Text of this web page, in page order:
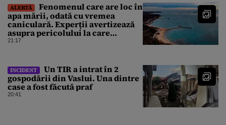
ALERTĂ
Fenomenul care are loc în
apa mării, odată cu vremea
caniculară. Experții avertizează
asupra pericolului la care
oamenii pot fi expuși
21:17
INCIDENT
Un TIR a intrat în 2
gospodării din Vaslui. Una dintre
case a fost făcută praf
20:41